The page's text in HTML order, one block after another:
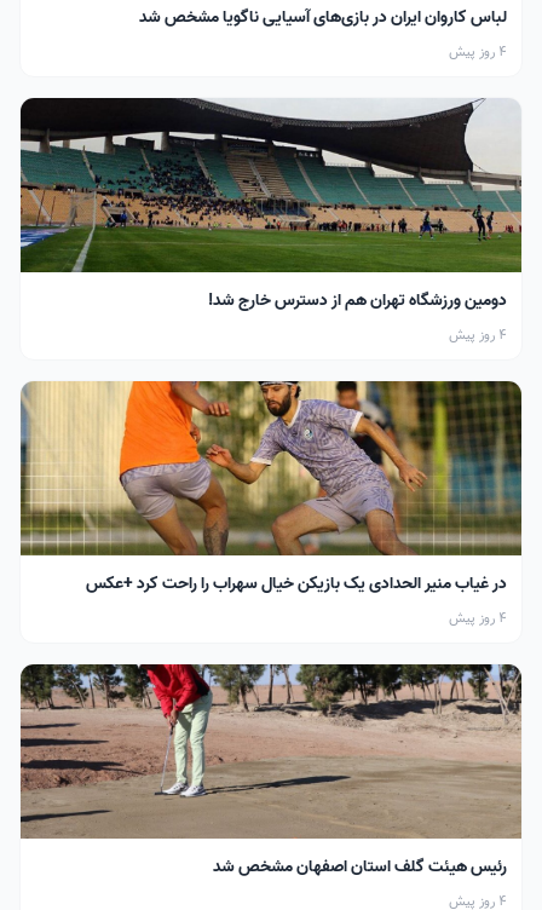
لباس کاروان ایران در بازی‌های آسیایی ناگویا مشخص شد
4 روز پیش
دومین ورزشگاه تهران هم از دسترس خارج شد!
4 روز پیش
در غیاب منیر الحدادی یک بازیکن خیال سهراب را راحت کرد +عکس
4 روز پیش
رئیس هیئت گلف استان اصفهان مشخص شد
4 روز پیش